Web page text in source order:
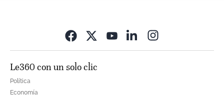
Le360 con un solo clic
Política
Economía